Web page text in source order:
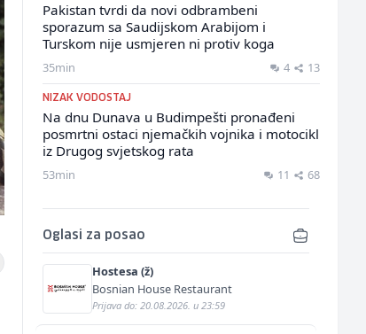
Pakistan tvrdi da novi odbrambeni
sporazum sa Saudijskom Arabijom i
Turskom nije usmjeren ni protiv koga
35min 4 13
NIZAK VODOSTAJ
Na dnu Dunava u Budimpešti pronađeni
posmrtni ostaci njemačkih vojnika i motocikl
iz Drugog svjetskog rata
53min 11 68
Oglasi za posao
Hostesa (ž)
Bosnian House Restaurant
Prijava do: 20.08.2026. u 23:59